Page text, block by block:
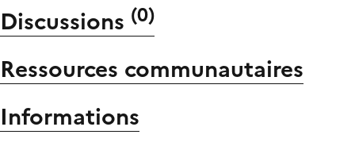
Discussions (0)
Ressources communautaires
Informations